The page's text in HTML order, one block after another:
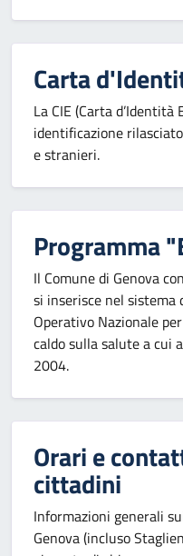
Carta
La CIE (Carta
identificazione
e stranieri.
Programma
Il Comune di Genova
si inserisce nel sistema
Operativo Nazionale
caldo sulla salute a cui
2004.
Orari e
cittadini
Informazioni generali
Genova (incluso